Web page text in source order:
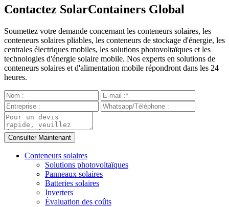
Contactez SolarContainers Global
Soumettez votre demande concernant les conteneurs solaires, les
conteneurs solaires pliables, les conteneurs de stockage d'énergie, les
centrales électriques mobiles, les solutions photovoltaïques et les
technologies d'énergie solaire mobile. Nos experts en solutions de
conteneurs solaires et d'alimentation mobile répondront dans les 24
heures.
Conteneurs solaires
Solutions photovoltaïques
Panneaux solaires
Batteries solaires
Inverters
Évaluation des coûts